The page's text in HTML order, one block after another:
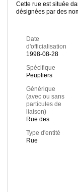
Cette rue est située
désignées par des
Date
d'officialisation
1998-08-28
Spécifique
Peupliers
Générique
(avec ou sans
particules de
liaison)
Rue des
Type d'entité
Rue